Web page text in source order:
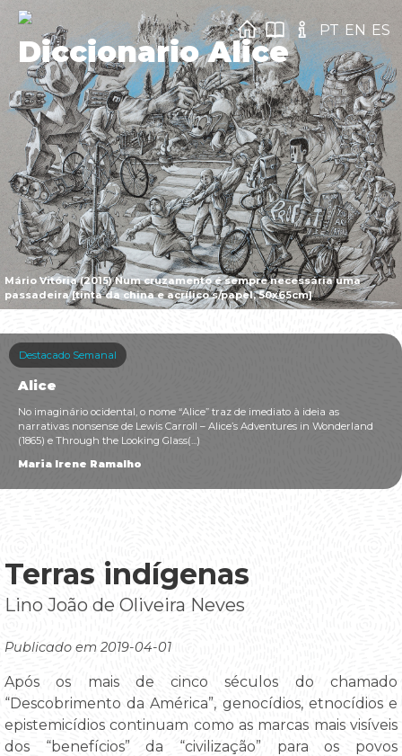
Mário Vitória (2015) Num cruzamento é sempre necessária uma
passadeira [tinta da china e acrílico s/papel, 50x65cm]
Diccionario Alice
PT EN ES
Destacado Semanal
Alice
No imaginário ocidental, o nome “Alice” traz de imediato à ideia as
narrativas nonsense de Lewis Carroll – Alice’s Adventures in Wonderland
(1865) e Through the Looking Glass(...)
Maria Irene Ramalho
Terras indígenas
Lino João de Oliveira Neves
Publicado em 2019-04-01
Após os mais de cinco séculos do chamado
“Descobrimento da América”, genocídios, etnocídios e
epistemicídios continuam como as marcas mais visíveis
dos “benefícios” da “civilização” para os povos